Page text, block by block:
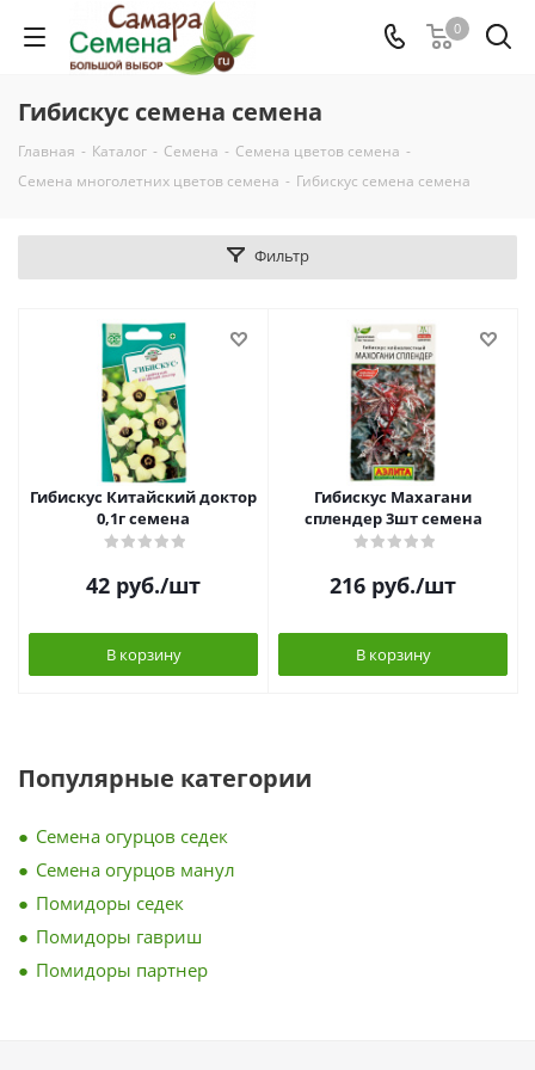
0
Гибискус семена семена
Главная - Каталог - Семена - Семена цветов семена -
Семена многолетних цветов семена - Гибискус семена семена
Фильтр
Гибискус Китайский доктор
0,1г семена
42 руб./шт
В корзину
Гибискус Махагани
сплендер 3шт семена
216 руб./шт
В корзину
Популярные категории
Семена огурцов седек
Семена огурцов манул
Помидоры седек
Помидоры гавриш
Помидоры партнер